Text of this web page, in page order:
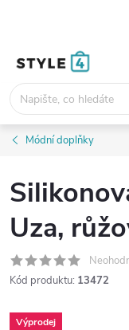
Módní doplňky
Uza,
Kód produktu: 13472
Výprodej